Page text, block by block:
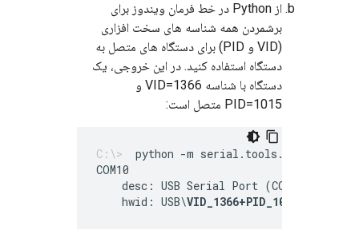
از Python در خط فرمان ویندوز برای
برشمردن همه شناسه های سخت افزاری
(VID و PID) برای دستگاه های متصل به
دستگاه استفاده کنید. در این خروجی، یک
دستگاه با شناسه VID=1366 و
PID=1015 متصل است:
python -m serial.tools.list_ports
    desc: USB Serial Port (COM10)
    hwid: USB\
VID_1366+PID_1015